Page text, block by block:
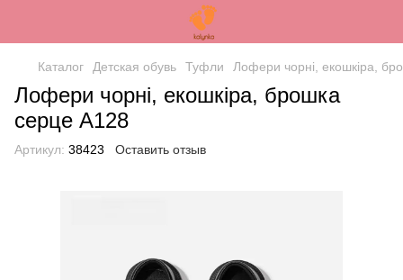
Каталог Детская обувь Туфли Лофери чорні, екошкіра,
Лофери чорні, екошкіра, брошка
серце А128
Артикул: 38423 Оставить отзыв